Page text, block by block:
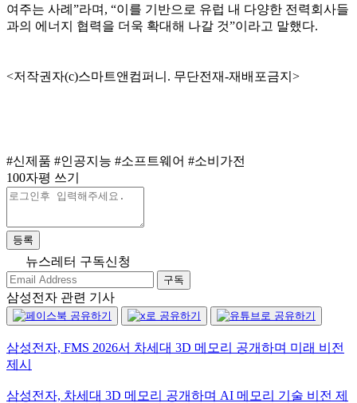
여주는 사례”라며, “이를 기반으로 유럽 내 다양한 전력회사들
과의 에너지 협력을 더욱 확대해 나갈 것”이라고 말했다.
<저작권자(c)스마트앤컴퍼니. 무단전재-재배포금지>
#신제품 #인공지능 #소프트웨어 #소비가전
100자평 쓰기
등록
뉴스레터 구독신청
구독
삼성전자 관련 기사
삼성전자, FMS 2026서 차세대 3D 메모리 공개하며 미래 비전
제시
삼성전자, 차세대 3D 메모리 공개하며 AI 메모리 기술 비전 제